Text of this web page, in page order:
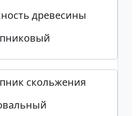
древесины
скольжения